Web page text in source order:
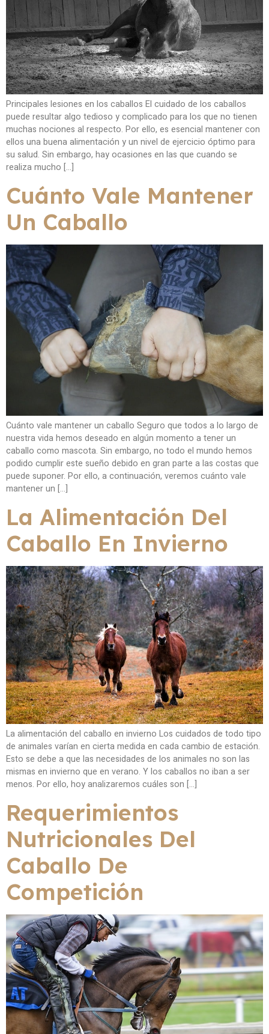
Principales lesiones en los caballos El cuidado de los caballos
puede resultar algo tedioso y complicado para los que no tienen
muchas nociones al respecto. Por ello, es esencial mantener con
ellos una buena alimentación y un nivel de ejercicio óptimo para
su salud. Sin embargo, hay ocasiones en las que cuando se
realiza mucho […]
Cuánto Vale Mantener
Un Caballo
Cuánto vale mantener un caballo Seguro que todos a lo largo de
nuestra vida hemos deseado en algún momento a tener un
caballo como mascota. Sin embargo, no todo el mundo hemos
podido cumplir este sueño debido en gran parte a las costas que
puede suponer. Por ello, a continuación, veremos cuánto vale
mantener un […]
La Alimentación Del
Caballo En Invierno
La alimentación del caballo en invierno Los cuidados de todo tipo
de animales varían en cierta medida en cada cambio de estación.
Esto se debe a que las necesidades de los animales no son las
mismas en invierno que en verano. Y los caballos no iban a ser
menos. Por ello, hoy analizaremos cuáles son […]
Requerimientos
Nutricionales Del
Caballo De
Competición